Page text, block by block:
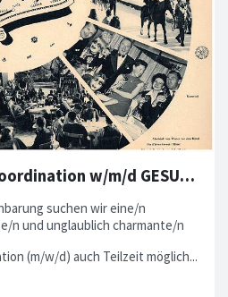
Mitarbeiter Eventkoordination w/m/d GESUCHT
suchen wir eine/n
n und unglaublich charmante/n
(m/w/d) auch Teilzeit möglich...